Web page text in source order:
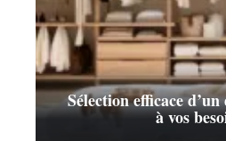
Sélection efficace
à vos